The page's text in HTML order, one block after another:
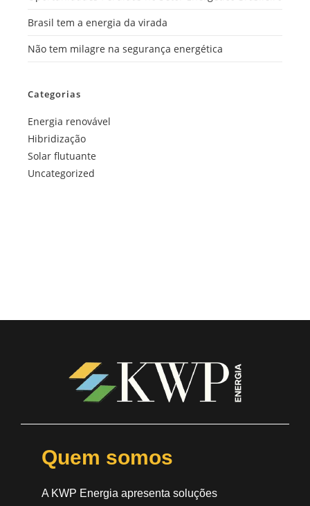
Brasil tem a energia da virada
Não tem milagre na segurança energética
Categorias
Energia renovável
Hibridização
Solar flutuante
Uncategorized
Quem somos
A KWP Energia apresenta soluções